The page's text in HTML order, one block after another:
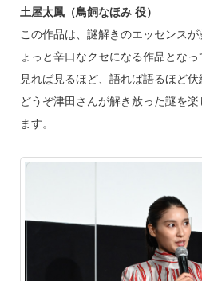
土屋太鳳（鳥飼なほみ 役）
この作品は、謎解きのエッセンス
ょっと辛口なクセになる作品となっ
見れば見るほど、語れば語るほど伏
どうぞ津田さんが解き放った謎を
ます。